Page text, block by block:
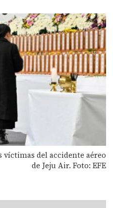
del accidente aéreo
de Jeju Air. Foto: EFE